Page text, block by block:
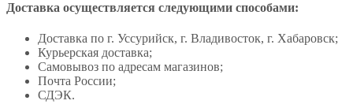
Доставка осуществляется следующими способами:
Доставка по г. Уссурийск, г. Владивосток, г. Хабаровск;
Курьерская доставка;
Самовывоз по адресам магазинов;
Почта России;
СДЭК.